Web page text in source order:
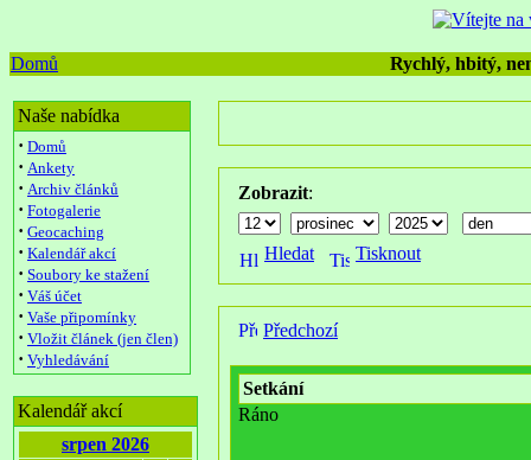
Domů Rychlý, hbitý,
Naše nabídka
· Domů
· Ankety
· Archiv článků
· Fotogalerie
· Geocaching
· Kalendář akcí
· Soubory ke stažení
· Váš účet
· Vaše připomínky
· Vložit článek (jen člen)
· Vyhledávání
Kalendář akcí
srpen 2026
Zobrazit:
Hledat Tisknout
Předchozí
Setkání
Ráno